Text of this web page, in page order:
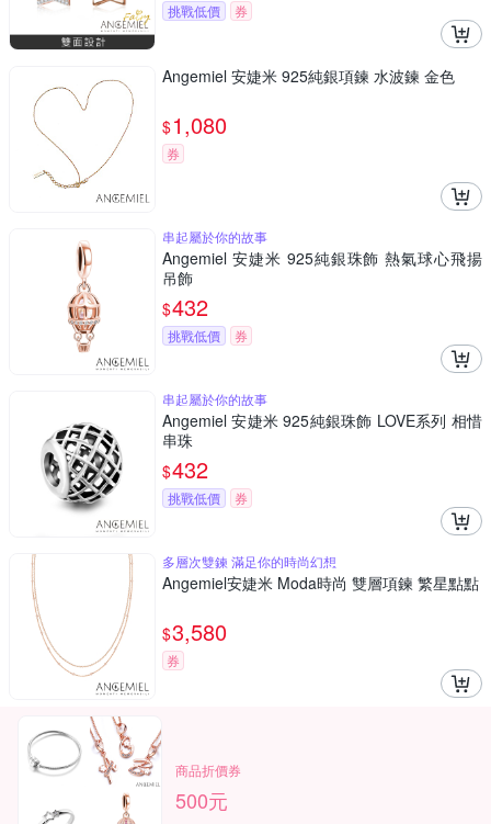
挑戰低價 券
Angemiel 安婕米 925純銀項鍊 水波鍊 金色
$1,080
券
串起屬於你的故事
Angemiel 安婕米 925純銀珠飾 熱氣球心飛揚
吊飾
$432
挑戰低價 券
串起屬於你的故事
Angemiel 安婕米 925純銀珠飾 LOVE系列 相惜
串珠
$432
挑戰低價 券
多層次雙鍊 滿足你的時尚幻想
Angemiel安婕米 Moda時尚 雙層項鍊 繁星點點
$3,580
券
商品折價券
500元